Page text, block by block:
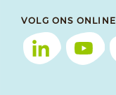
VOLG ONS ONLINE